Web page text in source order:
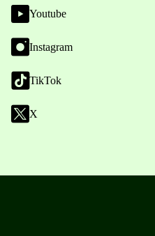
Youtube
Instagram
TikTok
X